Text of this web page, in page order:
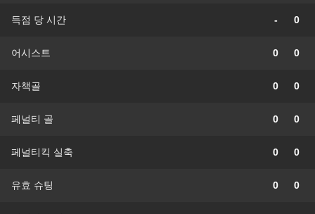
득점 당 시간 - 0
어시스트 0 0
자책골 0 0
페널티 골 0 0
페널티킥 실축 0 0
유효 슈팅 0 0